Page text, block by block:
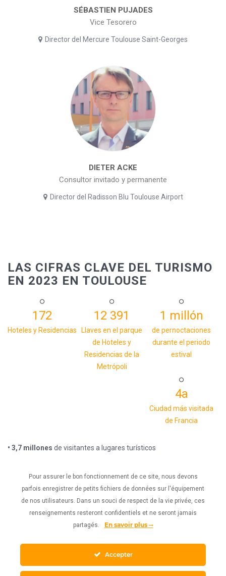
SÉBASTIEN PUJADES
Vice Tesorero
Director del Mercure Toulouse Saint-Georges
DIETER ACKE
Consultor invitado y permanente
Director del Radisson Blu Toulouse Airport
LAS CIFRAS CLAVE DEL TURISMO
EN 2023 EN TOULOUSE
172
Hoteles y Residencias
12 391
Llaves en el parque
de Hoteles y
Residencias de la
Metrópoli
1 millón
de pernoctaciones
durante el periodo
estival
4a
Ciudad más visitada
de Francia
• 3,7 millones de visitantes a lugares turísticos
de pernoctaciones en Toulouse
Origen: Toulouse a Tout y la Agencia de Atractividad de Toulouse
Metrópoli 2023
Pour assurer le bon fonctionnement de ce site, nous devons
parfois enregistrer de petits fichiers de données sur l'équipement
de nos utilisateurs. Dans un souci de respect de la vie privée, ces
renseignements resteront confidentiels et ne seront jamais
partagés.
En savoir plus
Accepter